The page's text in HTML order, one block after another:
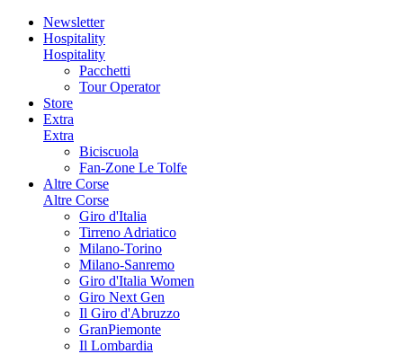
Newsletter
Hospitality
Hospitality
Pacchetti
Tour Operator
Store
Extra
Extra
Biciscuola
Fan-Zone Le Tolfe
Altre Corse
Altre Corse
Giro d'Italia
Tirreno Adriatico
Milano-Torino
Milano-Sanremo
Giro d'Italia Women
Giro Next Gen
Il Giro d'Abruzzo
GranPiemonte
Il Lombardia